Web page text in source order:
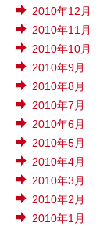
2010年12月
2010年11月
2010年10月
2010年9月
2010年8月
2010年7月
2010年6月
2010年5月
2010年4月
2010年3月
2010年2月
2010年1月